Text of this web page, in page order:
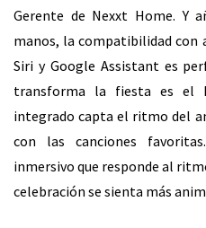
Gerente de Nexxt Home. Y
manos, la compatibilidad con
Siri y Google Assistant es
transforma la fiesta es el
integrado capta el ritmo del
con las canciones
inmersivo que responde al
celebración se sienta más